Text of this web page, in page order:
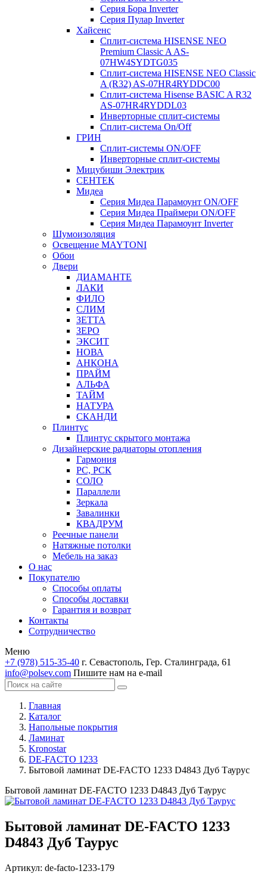
Серия Бора Inverter
Серия Пулар Inverter
Хайсенс
Сплит-система HISENSE NEO
Premium Classic A AS-
07HW4SYDTG035
Сплит-система HISENSE NEO Classic
A (R32) AS-07HR4RYDDC00
Сплит-система Hisense BASIC A R32
AS-07HR4RYDDL03
Инверторные сплит-системы
Сплит-система On/Off
ГРИН
Сплит-системы ON/OFF
Инверторные сплит-системы
Мицубиши Электрик
СЕНТЕК
Мидеа
Серия Мидеа Парамоунт ON/OFF
Серия Мидеа Праймери ON/OFF
Серия Мидеа Парамоунт Inverter
Шумоизоляция
Освещение MAYTONI
Обои
Двери
ДИАМАНТЕ
ЛАКИ
ФИЛО
СЛИМ
ЗЕТТА
ЗЕРО
ЭКСИТ
НОВА
АНКОНА
ПРАЙМ
АЛЬФА
ТАЙМ
НАТУРА
СКАНДИ
Плинтус
Плинтус скрытого монтажа
Дизайнерские радиаторы отопления
Гармония
РС, РСК
СОЛО
Параллели
Зеркала
Завалинки
КВАДРУМ
Реечные панели
Натяжные потолки
Мебель на заказ
О нас
Покупателю
Способы оплаты
Способы доставки
Гарантия и возврат
Контакты
Сотрудничество
Меню
+7 (978) 515-35-40 г. Севастополь, Гер. Сталинграда, 61
info@polsev.com Пишите нам на e-mail
Главная
Каталог
Напольные покрытия
Ламинат
Kronostar
DE-FACTO 1233
Бытовой ламинат DE-FACTO 1233 D4843 Дуб Таурус
Бытовой ламинат DE-FACTO 1233 D4843 Дуб Таурус
Бытовой ламинат DE-FACTO 1233
D4843 Дуб Таурус
Артикул: de-facto-1233-179